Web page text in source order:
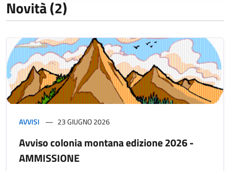
Novità (2)
AVVISI 23 GIUGNO 2026
Avviso colonia montana edizione 2026 -
AMMISSIONE